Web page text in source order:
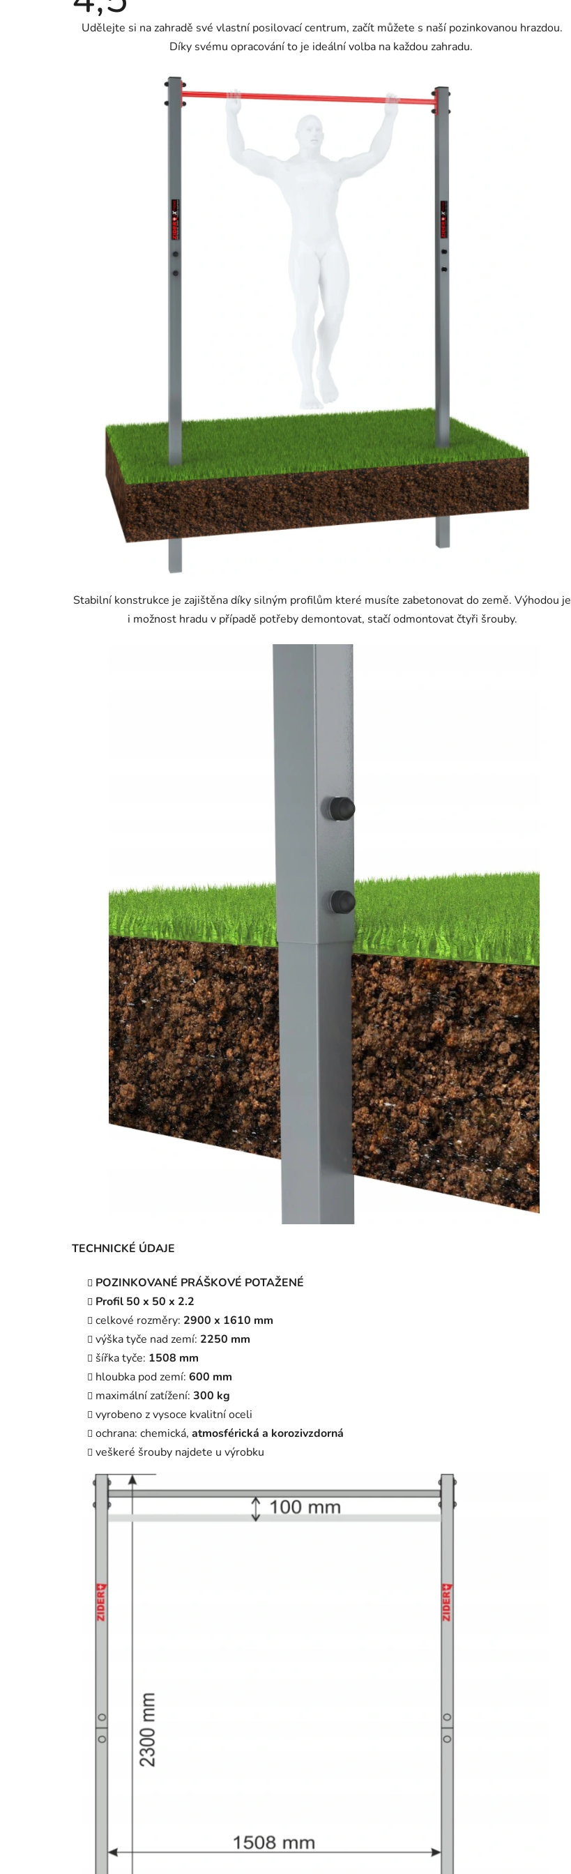
4,5
Udělejte si na zahradě své vlastní posilovací centrum, začít můžete s naší pozinkovanou hrazdou.
Díky svému opracování to je ideální volba na každou zahradu.
Stabilní konstrukce je zajištěna díky silným profilům které musíte zabetonovat do země. Výhodou je
i možnost hradu v případě potřeby demontovat, stačí odmontovat čtyři šrouby.
‎TECHNICKÉ ÚDAJE‎
‎POZINKOVANÉ PRÁŠKOVÉ POTAŽENÉ‎
‎Profil 50 x 50 x 2.2
‎celkové rozměry: ‎ ‎2900 x 1610 mm‎
‎výška tyče nad zemí: ‎ ‎2250 mm‎
‎šířka tyče: ‎ ‎1508 mm‎
‎hloubka pod zemí: ‎ ‎600 mm‎
‎maximální zatížení: ‎ ‎300 kg‎
‎vyrobeno z vysoce kvalitní oceli‎
‎ochrana: chemická, ‎ ‎atmosférická a korozivzdorná‎
‎veškeré šrouby najdete u výrobku